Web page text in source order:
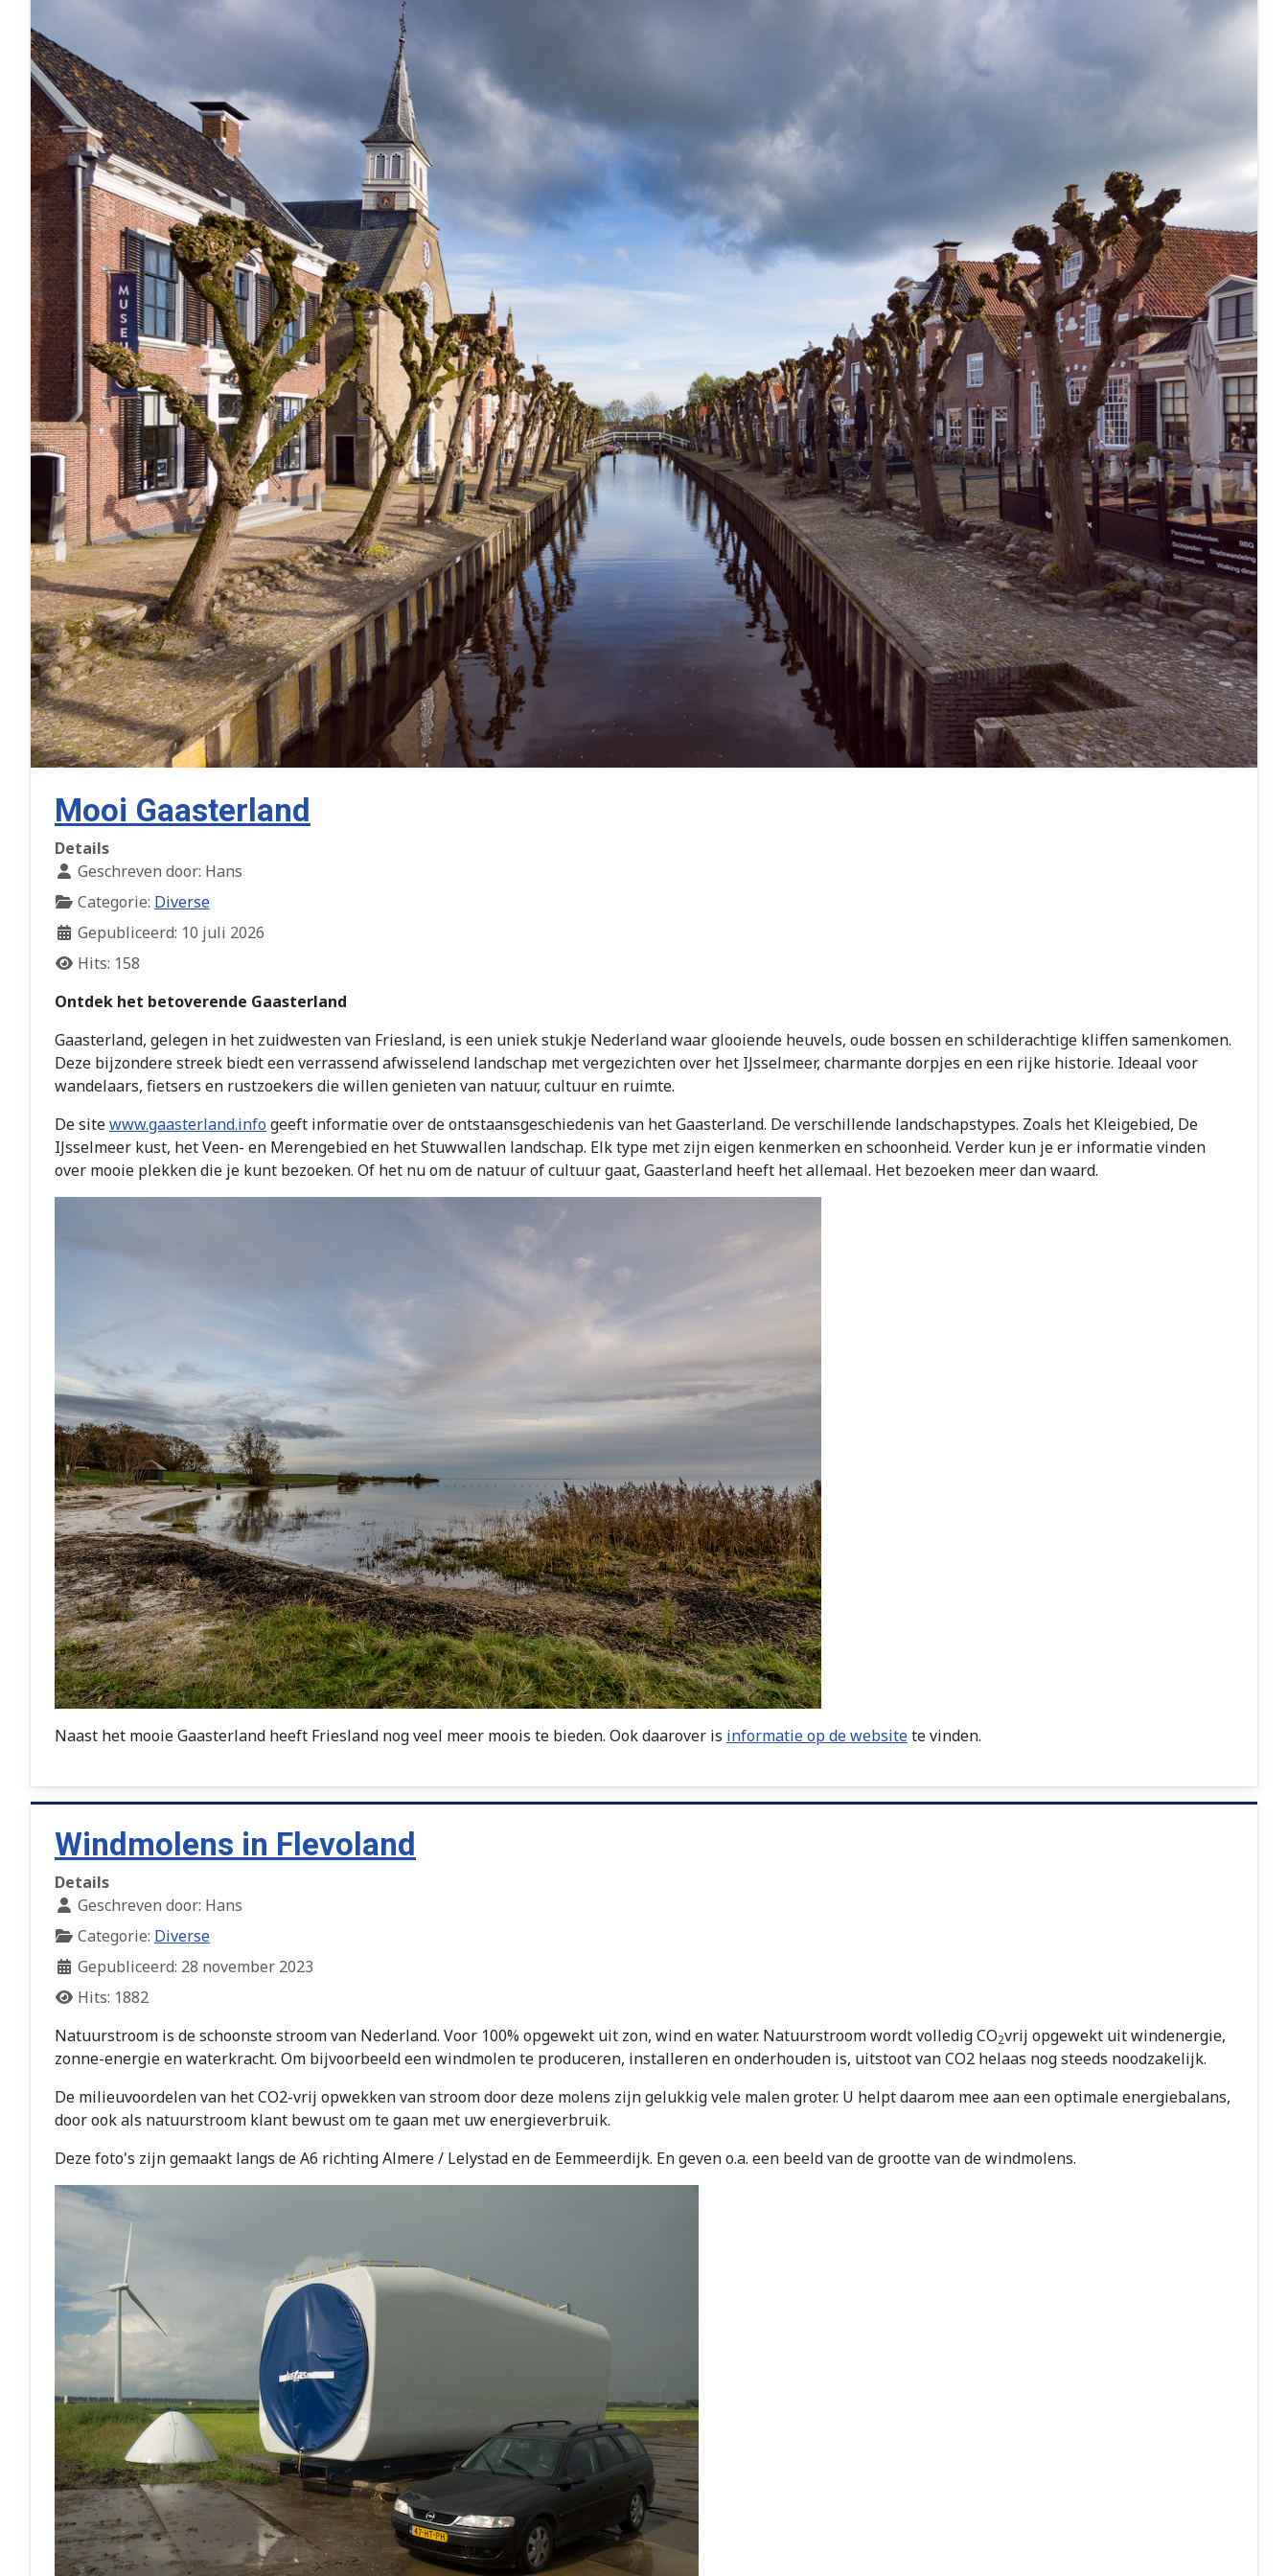
Mooi Gaasterland
Details
Geschreven door: Hans
Categorie: Diverse
Gepubliceerd: 10 juli 2026
Hits: 158
Ontdek het betoverende Gaasterland
Gaasterland, gelegen in het zuidwesten van Friesland, is een uniek stukje Nederland waar glooiende heuvels, oude bossen en schilderachtige kliffen samenkomen.
Deze bijzondere streek biedt een verrassend afwisselend landschap met vergezichten over het IJsselmeer, charmante dorpjes en een rijke historie. Ideaal voor
wandelaars, fietsers en rustzoekers die willen genieten van natuur, cultuur en ruimte.
De sitewww.gaasterland.infogeeft informatie over de ontstaansgeschiedenis van het Gaasterland. De verschillende landschapstypes. Zoals het Kleigebied, De
IJsselmeer kust, het Veen- en Merengebied en het Stuwwallen landschap. Elk type met zijn eigen kenmerken en schoonheid. Verder kun je er informatie vinden
over mooie plekken die je kunt bezoeken. Of het nu om de natuur of cultuur gaat, Gaasterland heeft het allemaal. Het bezoeken meer dan waard.
Naast het mooie Gaasterland heeft Friesland nog veel meer moois te bieden. Ook daarover is informatie op de websitete vinden.
Windmolens in Flevoland
Details
Geschreven door: Hans
Categorie: Diverse
Gepubliceerd: 28 november 2023
Hits: 1882
Natuurstroom is de schoonste stroom van Nederland. Voor 100% opgewekt uit zon, wind en water. Natuurstroom wordt volledig CO2vrij opgewekt uit windenergie,
zonne-energie en waterkracht. Om bijvoorbeeld een windmolen te produceren, installeren en onderhouden is, uitstoot van CO2 helaas nog steeds noodzakelijk.
De milieuvoordelen van het CO2-vrij opwekken van stroom door deze molens zijn gelukkig vele malen groter. U helpt daarom mee aan een optimale energiebalans,
door ook als natuurstroom klant bewust om te gaan met uw energieverbruik.
Deze foto's zijn gemaakt langs de A6 richting Almere / Lelystad en de Eemmeerdijk. En geven o.a. een beeld van de grootte van de windmolens.